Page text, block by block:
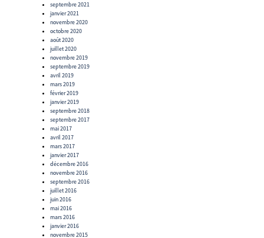
septembre 2021
janvier 2021
novembre 2020
octobre 2020
août 2020
juillet 2020
novembre 2019
septembre 2019
avril 2019
mars 2019
février 2019
janvier 2019
septembre 2018
septembre 2017
mai 2017
avril 2017
mars 2017
janvier 2017
décembre 2016
novembre 2016
septembre 2016
juillet 2016
juin 2016
mai 2016
mars 2016
janvier 2016
novembre 2015